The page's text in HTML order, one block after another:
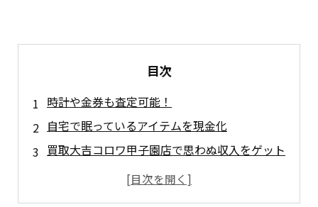
目次
時計や金券も査定可能！
自宅で眠っているアイテムを現金化
買取大吉コロワ甲子園店で思わぬ収入をゲット
時間をかけずに現金化したいなら